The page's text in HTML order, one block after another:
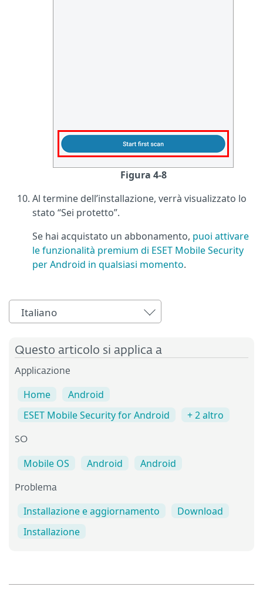
Figura 4-8
Al termine dell’installazione, verrà visualizzato lo
stato “Sei protetto”.
Se hai acquistato un abbonamento, puoi attivare
le funzionalità premium di ESET Mobile Security
per Android in qualsiasi momento.
Italiano
Questo articolo si applica a
Applicazione
Home
Android
ESET Mobile Security for Android
+ 2 altro
SO
Mobile OS Android Android
Problema
Installazione e aggiornamento
Download
Installazione